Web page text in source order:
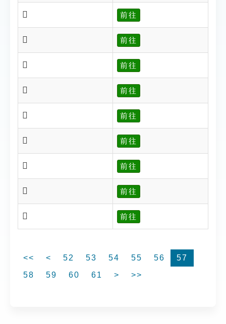
𨅩 前往
𨅪 前往
𨅪 前往
𨅱 前往
𨅱 前往
𨅲 前往
𨅲 前往
𨅴 前往
𨅴 前往
<< < 52 53 54 55 56
57
58
59 60 61 > >>